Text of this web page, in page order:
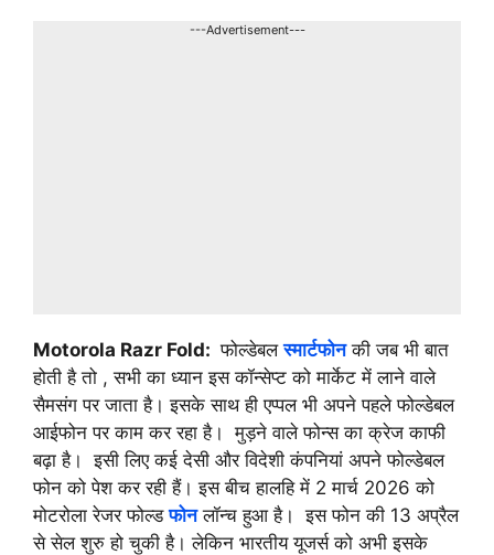
---Advertisement---
Motorola Razr Fold: फोल्डेबलस्मार्टफोनकी जब भी बात
होती है तो , सभी का ध्यान इस कॉन्सेप्ट को मार्केट में लाने वाले
सैमसंग पर जाता है। इसके साथ ही एप्पल भी अपने पहले फोल्डेबल
आईफोन पर काम कर रहा है। मुड़ने वाले फोन्स का क्रेज काफी
बढ़ा है। इसी लिए कई देसी और विदेशी कंपनियां अपने फोल्डेबल
फोन को पेश कर रही हैं। इस बीच हालहि में 2 मार्च 2026 को
मोटरोला रेजर फोल्डफोनलॉन्च हुआ है। इस फोन की 13 अप्रैल
से सेल शुरु हो चुकी है। लेकिन भारतीय यूजर्स को अभी इसके